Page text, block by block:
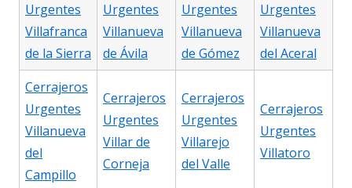
Urgentes
Villafranca
de la Sierra
Urgentes
Villanueva
de Ávila
Urgentes
Villanueva
de Gómez
Urgentes
Villanueva
del Aceral
Cerrajeros
Urgentes
Villanueva
del
Campillo
Cerrajeros
Urgentes
Villar de
Corneja
Cerrajeros
Urgentes
Villarejo
del Valle
Cerrajeros
Urgentes
Villatoro